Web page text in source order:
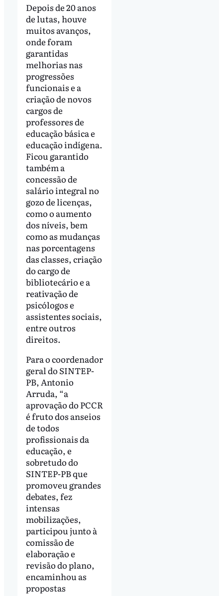
Depois de 20 anos
de lutas, houve
muitos avanços,
onde foram
garantidas
melhorias nas
progressões
funcionais e a
criação de novos
cargos de
professores de
educação básica e
educação indígena.
Ficou garantido
também a
concessão de
salário integral no
gozo de licenças,
como o aumento
dos níveis, bem
como as mudanças
nas porcentagens
das classes, criação
do cargo de
bibliotecário e a
reativação de
psicólogos e
assistentes sociais,
entre outros
direitos.
Para o coordenador
geral do SINTEP-
PB, Antonio
Arruda, “a
aprovação do PCCR
é fruto dos anseios
de todos
profissionais da
educação, e
sobretudo do
SINTEP-PB que
promoveu grandes
debates, fez
intensas
mobilizações,
participou junto à
comissão de
elaboração e
revisão do plano,
encaminhou as
propostas